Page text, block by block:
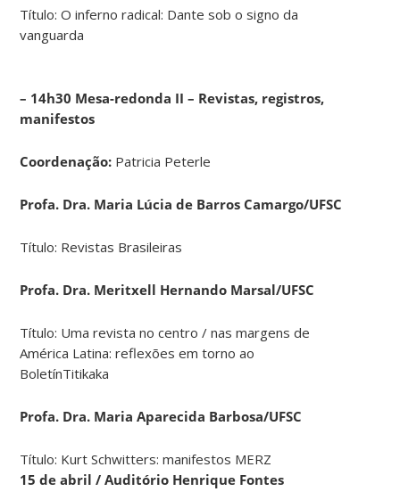
Título: O inferno radical: Dante sob o signo da
vanguarda
– 14h30 Mesa-redonda II – Revistas, registros,
manifestos
Coordenação: Patricia Peterle
Profa. Dra. Maria Lúcia de Barros Camargo/UFSC
Título: Revistas Brasileiras
Profa. Dra. Meritxell Hernando Marsal/UFSC
Título: Uma revista no centro / nas margens de
América Latina: reflexões em torno ao
BoletínTitikaka
Profa. Dra. Maria Aparecida Barbosa/UFSC
Título: Kurt Schwitters: manifestos MERZ
15 de abril / Auditório Henrique Fontes